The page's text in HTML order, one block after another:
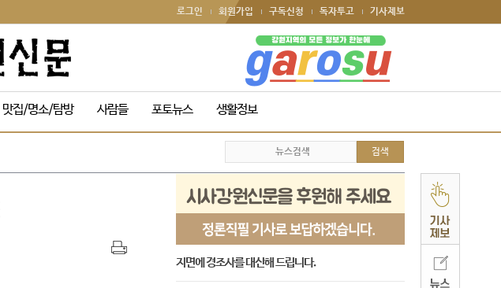
로그인 회원가입 구독신청 독자투고 기사제보
맛집/명소/탐방 사람들 포토뉴스 생활정보
지면에 경조사를 대신해 드립니다.